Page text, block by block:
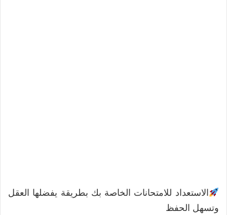
الاستعداد للامتحانات الخاصة بك بطريقة يفضلها العقل
وتسهل الحفظ